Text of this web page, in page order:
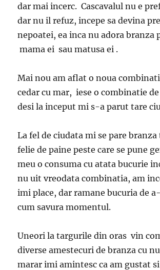
dar mai incerc. Cascavalul nu e
dar nu il refuz, incepe sa devina
nepoatei, ea inca nu adora branza
mama ei sau matusa ei .
Mai nou am aflat o noua
cedar cu mar, iese o combinatie
desi la inceput mi s-a parut tare
La fel de ciudata mi se pare branza
felie de paine peste care se pune
meu o consuma cu atata bucurie
nu uit vreodata combinatia, am
imi place, dar ramane bucuria de
cum savura momentul.
Uneori la targurile din oras vin
diverse amestecuri de branza cu
marar imi amintesc ca am gustat